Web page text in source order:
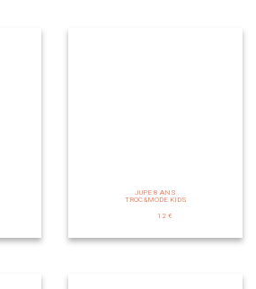
JUPE 8 ANS
TROC&MODE KIDS
12 €